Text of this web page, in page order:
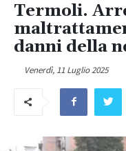
Termoli.
danni della
Venerdì, 11 Luglio 2025